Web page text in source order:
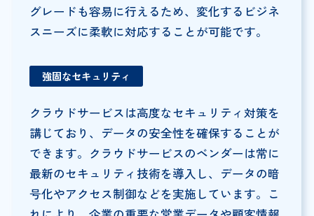
グレードも容易に行えるため、変化するビジネ
スニーズに柔軟に対応することが可能です。
強固なセキュリティ
クラウドサービスは高度なセキュリティ対策を
講じており、データの安全性を確保することが
できます。クラウドサービスのベンダーは常に
最新のセキュリティ技術を導入し、データの暗
号化やアクセス制御などを実施しています。こ